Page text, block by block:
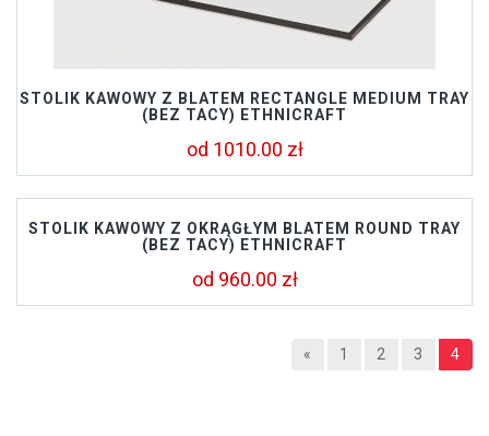
STOLIK KAWOWY Z BLATEM RECTANGLE MEDIUM TRAY
(BEZ TACY) ETHNICRAFT
od 1010.00 zł
STOLIK KAWOWY Z OKRĄGŁYM BLATEM ROUND TRAY
(BEZ TACY) ETHNICRAFT
od 960.00 zł
« 1 2 3 4